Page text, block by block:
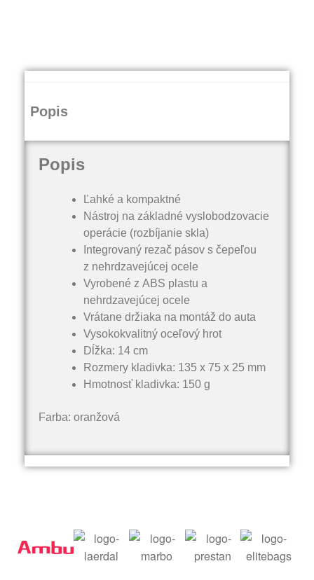
Popis
Popis
Ľahké a kompaktné
Nástroj na základné vyslobodzovacie
operácie (rozbíjanie skla)
Integrovaný rezač pásov s čepeľou
z nehrdzavejúcej ocele
Vyrobené z ABS plastu a
nehrdzavejúcej ocele
Vrátane držiaka na montáž do auta
Vysokokvalitný oceľový hrot
Dĺžka: 14 cm
Rozmery kladivka: 135 x 75 x 25 mm
Hmotnosť kladivka: 150 g
Farba: oranžová